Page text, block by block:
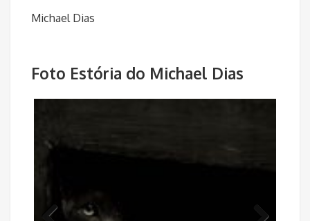
depois. Uma experiência que vale a pena,